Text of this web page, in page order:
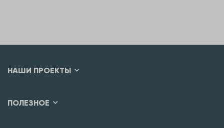
НАШИ ПРОЕКТЫ
ПОЛЕЗНОЕ